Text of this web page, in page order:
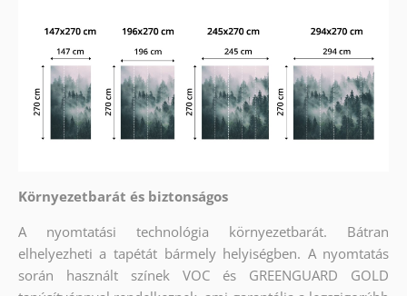
Környezetbarát és biztonságos
A nyomtatási technológia környezetbarát. Bátran
elhelyezheti a tapétát bármely helyiségben. A nyomtatás
során használt színek VOC és GREENGUARD GOLD